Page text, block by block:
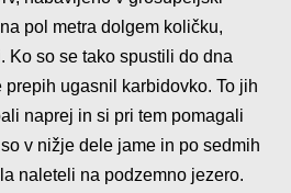
pol metra dolgem količku,
Ko so se tako spustili do dna
ugasnil karbidovko. To jih
naprej in si pri tem pomagali
v nižje dele jame in po sedmih
naleteli na podzemno jezero.